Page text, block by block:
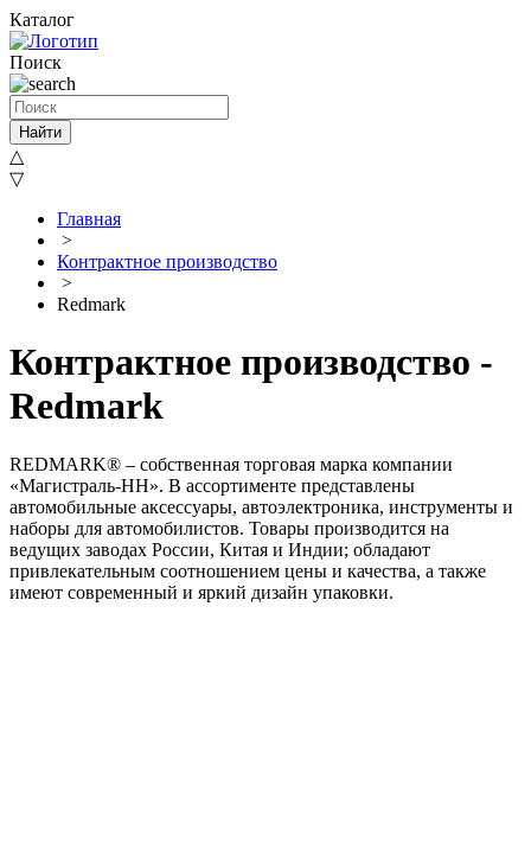
Каталог
Поиск
Найти
△
▽
Главная
>
Контрактное производство
>
Redmark
Контрактное производство -
Redmark
REDMARK® – собственная торговая марка компании
«Магистраль-НН». В ассортименте представлены
автомобильные аксессуары, автоэлектроника, инструменты и
наборы для автомобилистов. Товары производится на
ведущих заводах России, Китая и Индии; обладают
привлекательным соотношением цены и качества, а также
имеют современный и яркий дизайн упаковки.